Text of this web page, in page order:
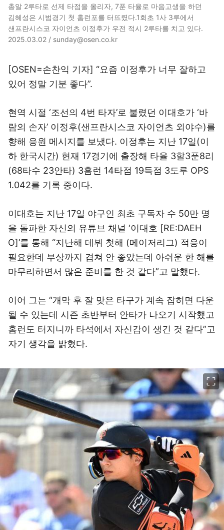
총알 2루타로 선제 타점을 올리자, 7푼 타율로 마음고생을 하던
김혜성은 시범경기 첫 홈런포를 터뜨렸다.1회초 1사 3루에서
샌프란시스코 자이언츠 이정후가 우전 적시 2루타를 치고 있다.
2025.03.02 / sunday@osen.co.kr
[OSEN=손찬익 기자] “요즘 이정후가 너무 잘하고
있어 정말 기분 좋다”.
현역 시절 ‘조선의 4번 타자’로 불렸던 이대호가 ‘바
람의 손자’ 이정후(샌프란시스코 자이언츠 외야수)를
향해 응원 메시지를 보냈다. 이정후는 지난 17일(이
하 한국시간) 현재 17경기에 출장해 타율 3할3푼8리
(68타수 23안타) 3홈런 14타점 19득점 3도루 OPS
1.042를 기록 중이다.
이대호는 지난 17일 야구인 최초 구독자 수 50만 명
을 돌파한 자신의 유튜브 채널 ‘이대호 [RE:DAEH
O]’를 통해 “지난해 데뷔 첫해 (메이저리그) 적응이
필요한데 부상까지 겹쳐 안 좋았는데 아쉬운 한 해를
마무리하면서 많은 준비를 한 것 같다”고 말했다.
이어 그는 “개막 후 잘 맞은 타구가 계속 잡히면 다운
될 수 있는데 시즌 초반부터 안타가 나오기 시작했고
홈런도 터지니까 타석에서 자신감이 생긴 것 같다”고
자기 생각을 밝혔다.